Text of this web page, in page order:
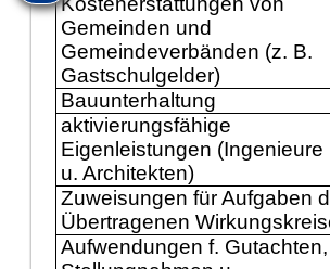
Gemeinden und
Gemeindeverbänden (z. B.
Gastschulgelder)
Bauunterhaltung
aktivierungsfähige
Eigenleistungen (Ingenieure
u. Architekten)
Zuweisungen für Aufgaben
Übertragenen
Aufwendungen f. Gutachten,